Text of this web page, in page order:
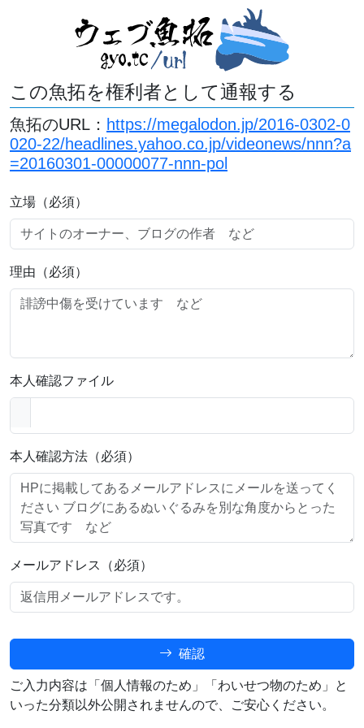
この魚拓を権利者として通報する
魚拓のURL： https://megalodon.jp/2016-0302-0
020-22/headlines.yahoo.co.jp/videonews/nnn?a
=20160301-00000077-nnn-pol
立場（必須）
理由（必須）
本人確認ファイル
本人確認方法（必須）
メールアドレス（必須）
確認
ご入力内容は「個人情報のため」「わいせつ物のため」と
いった分類以外公開されませんので、ご安心ください。